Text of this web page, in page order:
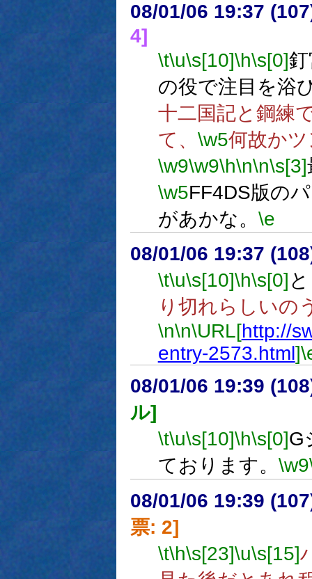
08/01/06 19:37
4]
\t\u\s[10]\h\s[0]
の役で注目を浴
十二国記と鋼練
て、 \w5何故か
\w9\w9\h\n\n\s[3]
\w5FF4DS版の
があかな。 \e
08/01/06 19:37
\t\u\s[10]\h\s[0]
り切れらしいの
\n\n\URL[http://
entry-2573.html]
08/01/06 19:39
ル]
\t\u\s[10]\h\s[0]G
ております。 \w9
08/01/06 19:39
票: 2]
\t\h\s[23]\u\s[15]